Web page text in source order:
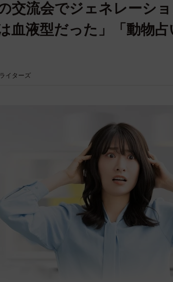
交流会でジェネレーシ
血液型だった」「動物
イターズ